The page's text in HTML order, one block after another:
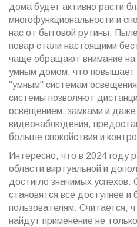
дома будет активно расти
многофункциональности и
нас от бытовой рутины.
повар стали настоящими
чаще обращают внимание на
умным домом, что повышает
"умным" системам
системы позволяют
освещением, замками и
видеонаблюдения,
больше спокойствия и
Интересно, что в 2024 году
области виртуальной и
достигло значимых успехов.
становятся все доступнее
пользователям. Считается,
найдут применение не